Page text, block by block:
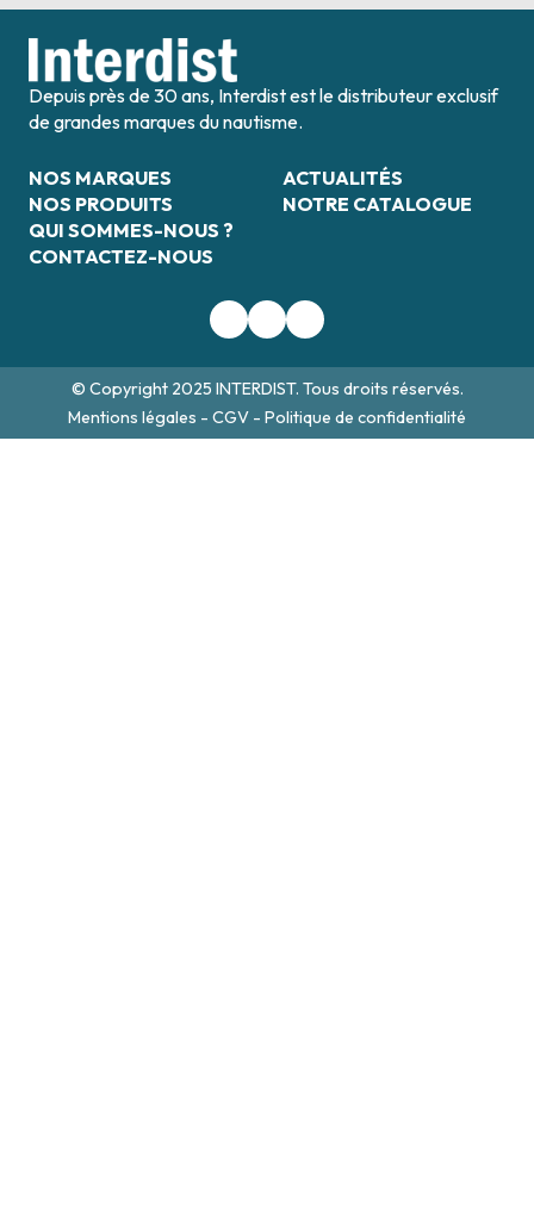
Depuis près de 30 ans, Interdist est le distributeur exclusif
de grandes marques du nautisme.
NOS MARQUES
NOS PRODUITS
QUI SOMMES-NOUS ?
CONTACTEZ-NOUS
ACTUALITÉS
NOTRE CATALOGUE
© Copyright 2025 INTERDIST. Tous droits réservés.
Mentions légales - CGV - Politique de confidentialité